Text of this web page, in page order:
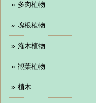
多肉植物
塊根植物
灌木植物
観葉植物
植木